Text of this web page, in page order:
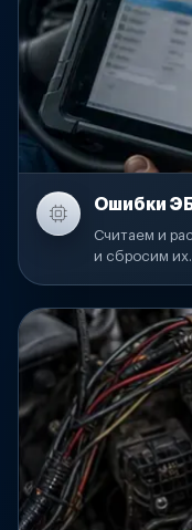
Ошибки
Считаем и
и сбросим их.